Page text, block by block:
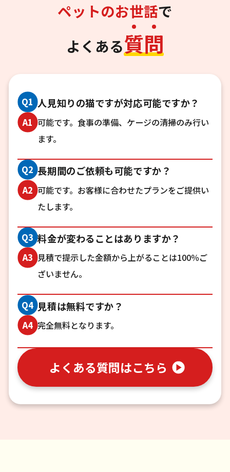
ペットのお世話で
よくある質問
Q1 人見知りの猫ですが対応可能ですか？
A1 可能です。食事の準備、ケージの清掃のみ行い
ます。
Q2 長期間のご依頼も可能ですか？
A2 可能です。お客様に合わせたプランをご提供い
たします。
Q3 料金が変わることはありますか？
A3 見積で提示した金額から上がることは100％ご
ざいません。
Q4 見積は無料ですか？
A4 完全無料となります。
よくある質問はこちら